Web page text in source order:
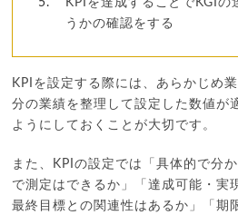
うかの確認をする
KPIを設定する際には、あらかじめ
分の業績を整理して設定した数値が
ようにしておくことが大切です。
また、KPIの設定では「具体的で分
で測定はできるか」「達成可能・実
最終目標との関連性はあるか」「期